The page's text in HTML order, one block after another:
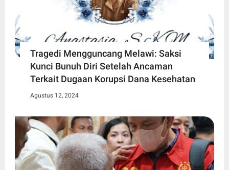
Tragedi Mengguncang Melawi: Saksi
Kunci Bunuh Diri Setelah Ancaman
Terkait Dugaan Korupsi Dana Kesehatan
Agustus 12, 2024